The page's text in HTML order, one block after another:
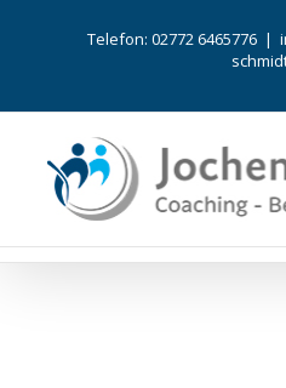
Telefon: 02772 6465776 |